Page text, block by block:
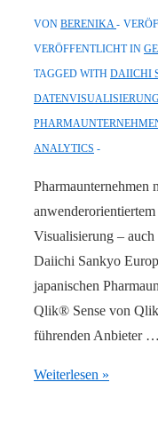
VON BERENIKA
VERÖFFENTLICHT IN
TAGGED WITH DAIICHI
ANALYTICS
Pharmaunternehmen
Visualisierung –
Daiichi Sankyo
japanischen
Qlik® Sense von
führenden Anbieter …
Qlik
Weiterlesen »